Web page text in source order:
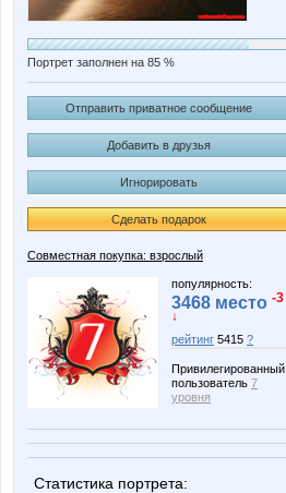
Портрет заполнен на 85 %
Отправить приватное сообщение
Добавить в друзья
Игнорировать
Сделать подарок
Совместная покупка: взрослый
популярность:
3468 место -3
↓
рейтинг 5415 ?
Привилегированный
пользователь 7
уровня
Статистика портрета: